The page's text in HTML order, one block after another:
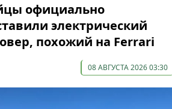
официально
электрический
похожий на Ferrari
08 АВГУСТА 2026 03:30